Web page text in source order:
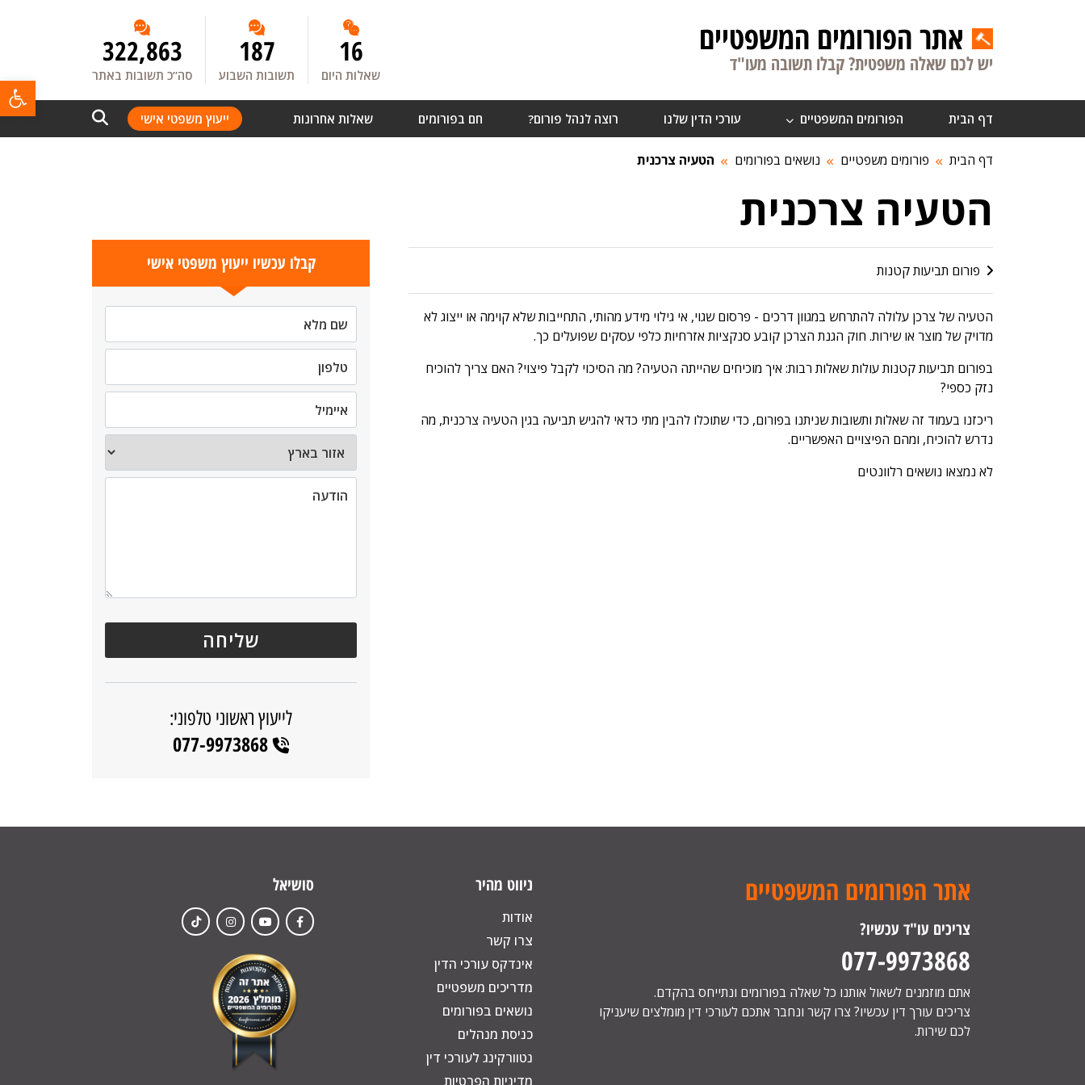
אתר הפורומים המשפטיים
יש לכם שאלה משפטית? קבלו תשובה מעו"ד 16
שאלות היום
187
תשובות השבוע
322,863
סה”כ תשובות באתר
דף הבית הפורומים המשפטיים עורכי הדין שלנו רוצה לנהל פורום? חם בפורומים שאלות אחרונות ייעוץ משפטי אישי
דף הבית פורומים משפטיים נושאים בפורומים הטעיה צרכנית
הטעיה צרכנית
פורום תביעות קטנות
הטעיה של צרכן עלולה להתרחש במגוון דרכים - פרסום שגוי, אי גילוי מידע מהותי, התחייבות שלא קוימה או ייצוג לא
מדויק של מוצר או שירות. חוק הגנת הצרכן קובע סנקציות אזרחיות כלפי עסקים שפועלים כך.
בפורום תביעות קטנות עולות שאלות רבות: איך מוכיחים שהייתה הטעיה? מה הסיכוי לקבל פיצוי? האם צריך להוכיח
נזק כספי?
ריכזנו בעמוד זה שאלות ותשובות שניתנו בפורום, כדי שתוכלו להבין מתי כדאי להגיש תביעה בגין הטעיה צרכנית, מה
נדרש להוכיח, ומהם הפיצויים האפשריים.
לא נמצאו נושאים רלוונטים
קבלו עכשיו ייעוץ משפטי אישי
לייעוץ ראשוני טלפוני:
077-9973868
אתר הפורומים המשפטיים
צריכים עו"ד עכשיו?
077-9973868
אתם מוזמנים לשאול אותנו כל שאלה בפורומים ונתייחס בהקדם.
צריכים עורך דין עכשיו? צרו קשר ונחבר אתכם לעורכי דין מומלצים שיעניקו
לכם שירות.
ניווט מהיר
אודות
צרו קשר
אינדקס עורכי הדין
מדריכים משפטיים
נושאים בפורומים
כניסת מנהלים
נטוורקינג לעורכי דין
מדיניות הפרטיות
סושיאל